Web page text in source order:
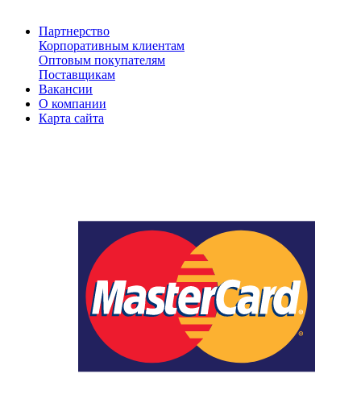
Партнерство
Корпоративным клиентам
Оптовым покупателям
Поставщикам
Вакансии
О компании
Карта сайта